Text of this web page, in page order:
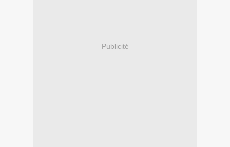
Publicité